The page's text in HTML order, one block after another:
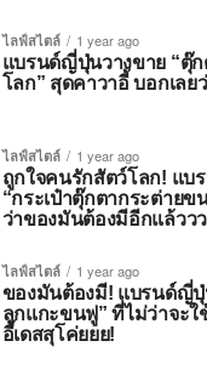
ไลฟ์สไตล์ 1 year ago
แบรนด์ญี่ปุ่นวางขาย “ตุ๊
โลก” สุดคาวาอี้ บอกเลย
ไลฟ์สไตล์ 1 year ago
ถูกใจคนรักสัตว์โลก! แบ
“กระเป๋าตุ๊กตากระต่ายข
ว่าของมันต้องมีอีกแล้วว
ไลฟ์สไตล์ 1 year ago
ของมันต้องมี! แบรนด์ญี่ปุ่
ลูกแกะขนฟู” ที่ไม่ว่าจะ
อี้เดสสุโค่ยยย!